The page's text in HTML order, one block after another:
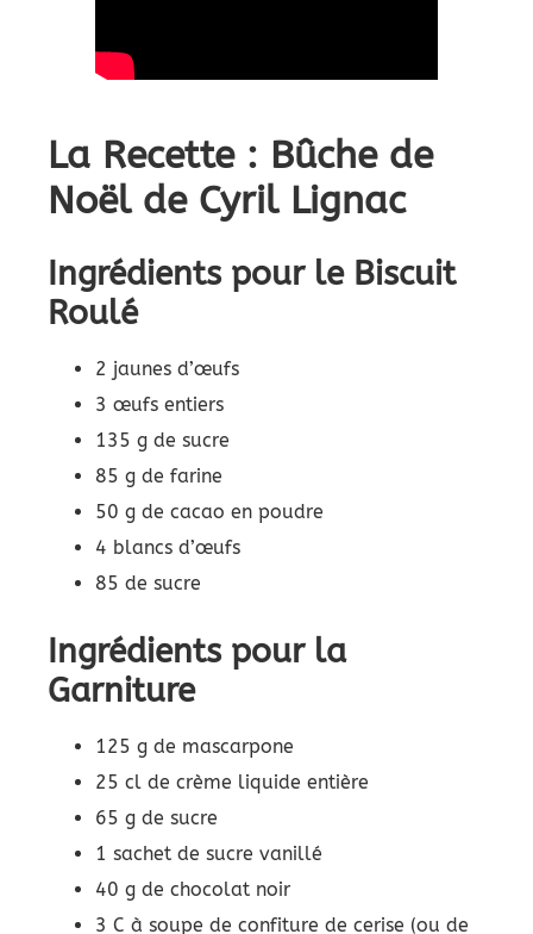
La Recette : Bûche de
Noël de Cyril Lignac
Ingrédients pour le Biscuit
Roulé
2 jaunes d’œufs
3 œufs entiers
135 g de sucre
85 g de farine
50 g de cacao en poudre
4 blancs d’œufs
85 de sucre
Ingrédients pour la
Garniture
125 g de mascarpone
25 cl de crème liquide entière
65 g de sucre
1 sachet de sucre vanillé
40 g de chocolat noir
3 C à soupe de confiture de cerise (ou de